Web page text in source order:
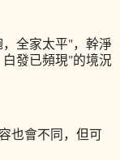
全家太平"，幹淨
發已頻現"的境況
也會不同，但可